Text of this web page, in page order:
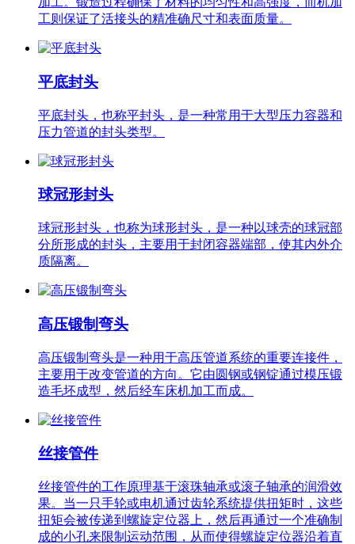
工则保证了活接头的精准确尺寸和表面质量。
平底封头
平底封头，也称平封头，是一种常用于大型压力容器和
压力管道的封头类型。
球冠形封头
球冠形封头，也称为球形封头，是一种以球壳的球冠部
分所形成的封头，主要用于封闭容器端部，使其内外介
质隔离。
高压锻制弯头
高压锻制弯头是一种用于高压管道系统的重要连接件，
主要用于改变管道的方向。它由圆钢或钢锭通过模压锻
造毛坯成型，然后经车床机加工而成。
丝接管件
丝接管件的工作原理基于滚珠轴承或滚子轴承的润滑效
果。当一只手轮或电机通过齿轮系统提供扭矩时，这些
扭矩会被传递到螺旋定位器上，然后再通过一个准确制
成的小孔来限制运动范围，从而使得螺旋定位器沿着直